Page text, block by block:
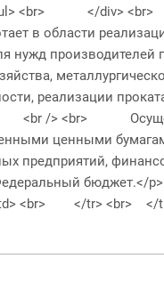
<br> </div> <br>
в области
нужд
реализации
/> <br>
ценными
предприятий,
</tr> <br> </